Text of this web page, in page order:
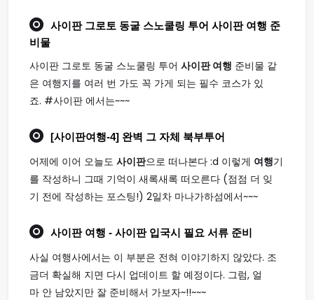
사이판 그로토 동굴 스노쿨링 투어 사이판 여행 준
비물
사이판 그로토 동굴 스노쿨링 투어 사이판 여행 준비물 같
은 여행지를 여러 번 가도 꼭 가게 되는 필수 코스가 있
죠. #사이판 에서는~~~
[사이판여행-4] 완벽 그 자체 북부투어
어제에 이어 오늘도 사이판으로 떠나본다 :d 이렇게 여행기
를 작성하니 그때 기억이 새록새록 떠오른다 (점점 더 잊
기 전에 작성하는 포스팅!) 2일차 마나가하섬에서~~~
사이판 여행 - 사이판 입국시 필요 서류 준비
사실 여행사에서는 이 부분은 전혀 이야기하지 않았다. 조
금더 확실해 지면 다시 업데이트 할 예정이다. 그럼, 얼
마 안 남았지만 잘 준비해서 가보자~!!~~~